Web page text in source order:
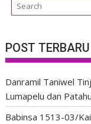
POST TERBARU
Danramil Taniwel
Lumapelu dan
Babinsa 1513-03/